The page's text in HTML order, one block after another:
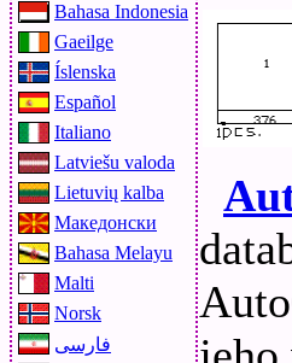
Bahasa Indonesia
Gaeilge
Íslenska
Español
Italiano
Latviešu valoda
Lietuvių kalba
Македонски
Bahasa Melayu
Malti
Norsk
فارسی